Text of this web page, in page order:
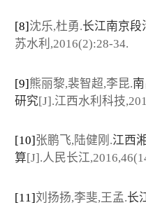
[8]沈乐,杜勇.长江南京段
苏水利,2016(2):28-34.
[9]熊丽黎,裴智超,李昆.
研究[J].江西水利科技
[10]张鹏飞,陆健刚.江西
算[J].人民长江
[11]刘扬扬,李斐,王孟.长